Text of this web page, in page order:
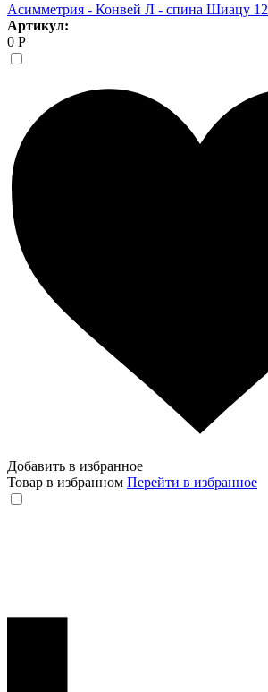
Асимметрия - Конвей Л - спина Шиацу 12
Артикул:
0 Р
Добавить в избранное
Товар в избранном Перейти в избранное